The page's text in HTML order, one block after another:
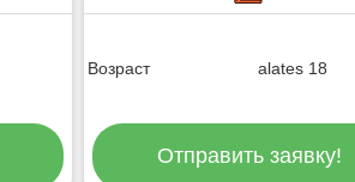
Возраст alates 18
Отправить заявку!